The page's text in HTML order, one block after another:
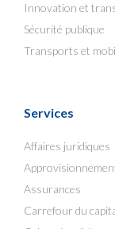
Innovation et
Sécurité publique
Transports et
Services
Affaires juridiques
Assurances
Carrefour du